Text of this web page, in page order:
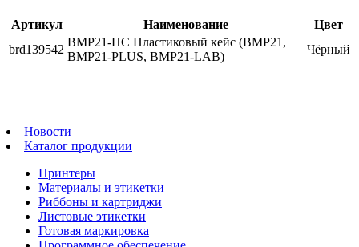
Артикул Наименование
Цвет
brd139542
BMP21-HC Пластиковый кейс (BMP21,
BMP21-PLUS, BMP21-LAB)
Чёрный
Новости
Каталог продукции
Принтеры
Материалы и этикетки
Риббоны и картриджи
Листовые этикетки
Готовая маркировка